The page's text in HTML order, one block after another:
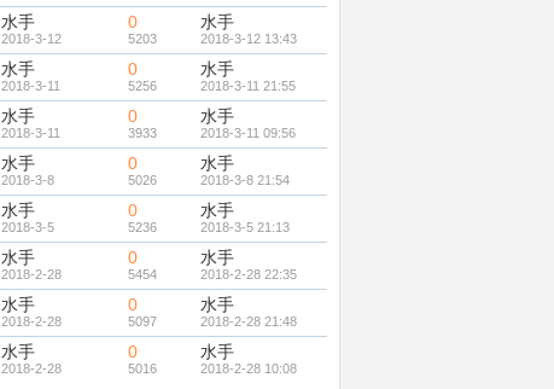
水手
2018-3-12
0
5203
水手
2018-3-12 13:43
水手
2018-3-11
0
5256
水手
2018-3-11 21:55
水手
2018-3-11
0
3933
水手
2018-3-11 09:56
水手
2018-3-8
0
5026
水手
2018-3-8 21:54
水手
2018-3-5
0
5236
水手
2018-3-5 21:13
水手
2018-2-28
0
5454
水手
2018-2-28 22:35
水手
2018-2-28
0
5097
水手
2018-2-28 21:48
水手
2018-2-28
0
5016
水手
2018-2-28 10:08